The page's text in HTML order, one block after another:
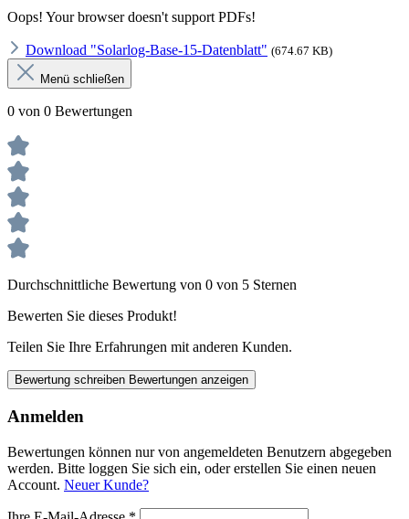
Oops! Your browser doesn't support PDFs!
Download "Solarlog-Base-15-Datenblatt" (674.67 KB)
Menü schließen
0 von 0 Bewertungen
Durchschnittliche Bewertung von 0 von 5 Sternen
Bewerten Sie dieses Produkt!
Teilen Sie Ihre Erfahrungen mit anderen Kunden.
Bewertung schreiben Bewertungen anzeigen
Anmelden
Bewertungen können nur von angemeldeten Benutzern abgegeben
werden. Bitte loggen Sie sich ein, oder erstellen Sie einen neuen
Account. Neuer Kunde?